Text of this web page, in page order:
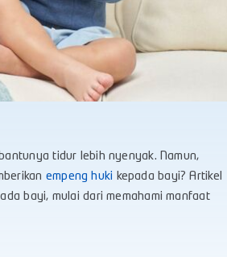
tidur lebih nyenyak. Namun,
empeng huki kepada bayi? Artikel
bayi, mulai dari memahami manfaat